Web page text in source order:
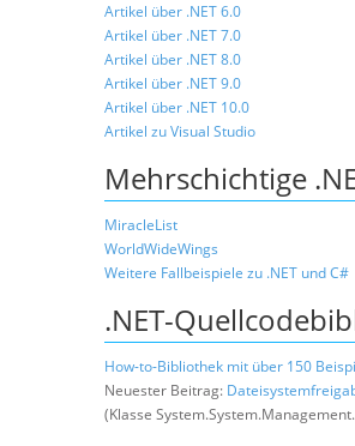
Artikel über .NET 6.0
Artikel über .NET 7.0
Artikel über .NET 8.0
Artikel über .NET 9.0
Artikel über .NET 10.0
Artikel zu Visual Studio
Mehrschichtige
MiracleList
WorldWideWings
Weitere Fallbeispiele zu .NET und C#
.NET-
How-to-Bibliothek mit über 150
Neuester Beitrag:
(Klasse